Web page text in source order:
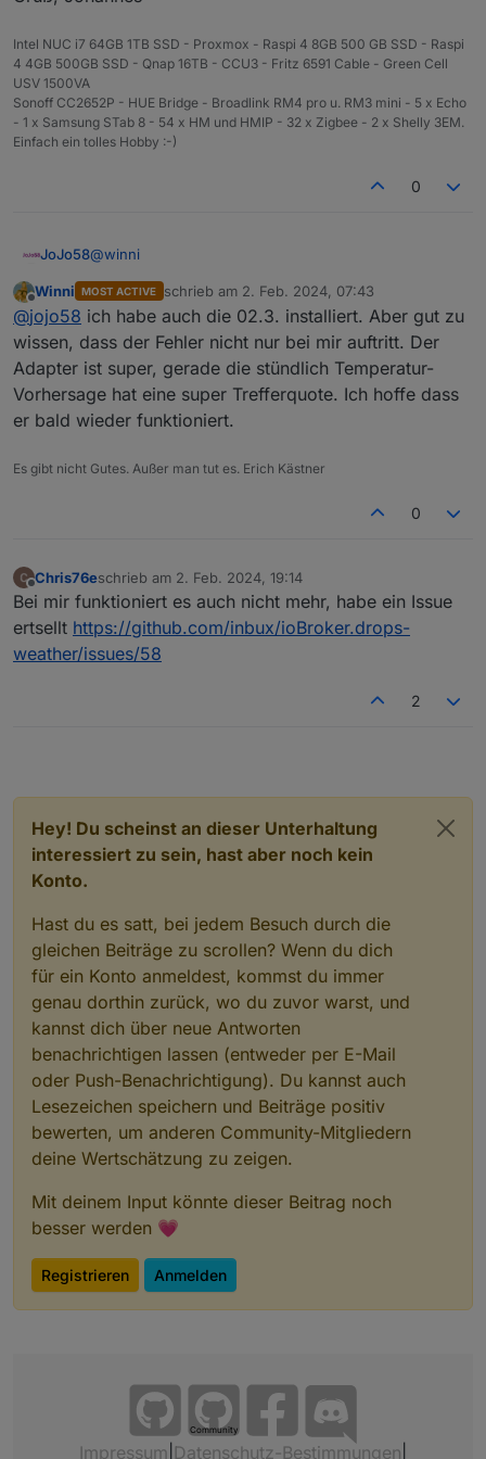
Intel NUC i7 64GB 1TB SSD - Proxmox - Raspi 4 8GB 500 GB SSD - Raspi
4 4GB 500GB SSD - Qnap 16TB - CCU3 - Fritz 6591 Cable - Green Cell
USV 1500VA
Sonoff CC2652P - HUE Bridge - Broadlink RM4 pro u. RM3 mini - 5 x Echo
- 1 x Samsung STab 8 - 54 x HM und HMIP - 32 x Zigbee - 2 x Shelly 3EM.
Einfach ein tolles Hobby :-)
0
JoJo58@winni
Moin, welche Version hast du installiert? Wenn ich
mich recht entsinne, hatte ich das Problem auch. Habe
dann die Version 0.2.3 installiert und damit läuft alles.
EDIT:
Mit der Version hat es doch nichts zu tun, habe jetzt
den gleichen Fehler.
Gruß, Johannes
Offline
Winni MOST ACTIVE schrieb am 2. Feb. 2024, 07:43
zuletzt editiert von
@jojo58 ich habe auch die 02.3. installiert. Aber gut zu
wissen, dass der Fehler nicht nur bei mir auftritt. Der
Adapter ist super, gerade die stündlich Temperatur-
Vorhersage hat eine super Trefferquote. Ich hoffe dass
er bald wieder funktioniert.
Es gibt nicht Gutes. Außer man tut es. Erich Kästner
0
Offline
Chris76eschrieb am 2. Feb. 2024, 19:14
zuletzt editiert von
Bei mir funktioniert es auch nicht mehr, habe ein Issue
ertsellt https://github.com/inbux/ioBroker.drops-
weather/issues/58
2
Hey! Du scheinst an dieser Unterhaltung
interessiert zu sein, hast aber noch kein
Konto.
Hast du es satt, bei jedem Besuch durch die
gleichen Beiträge zu scrollen? Wenn du dich
für ein Konto anmeldest, kommst du immer
genau dorthin zurück, wo du zuvor warst, und
kannst dich über neue Antworten
benachrichtigen lassen (entweder per E-Mail
oder Push-Benachrichtigung). Du kannst auch
Lesezeichen speichern und Beiträge positiv
bewerten, um anderen Community-Mitgliedern
deine Wertschätzung zu zeigen.
Mit deinem Input könnte dieser Beitrag noch
besser werden 💗
Registrieren Anmelden
Community
Impressum Datenschutz-Bestimmungen